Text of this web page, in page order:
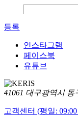
등록
인스타그램
페이스북
유튜브
41061 대구광역시 동
고객센터 (평일: